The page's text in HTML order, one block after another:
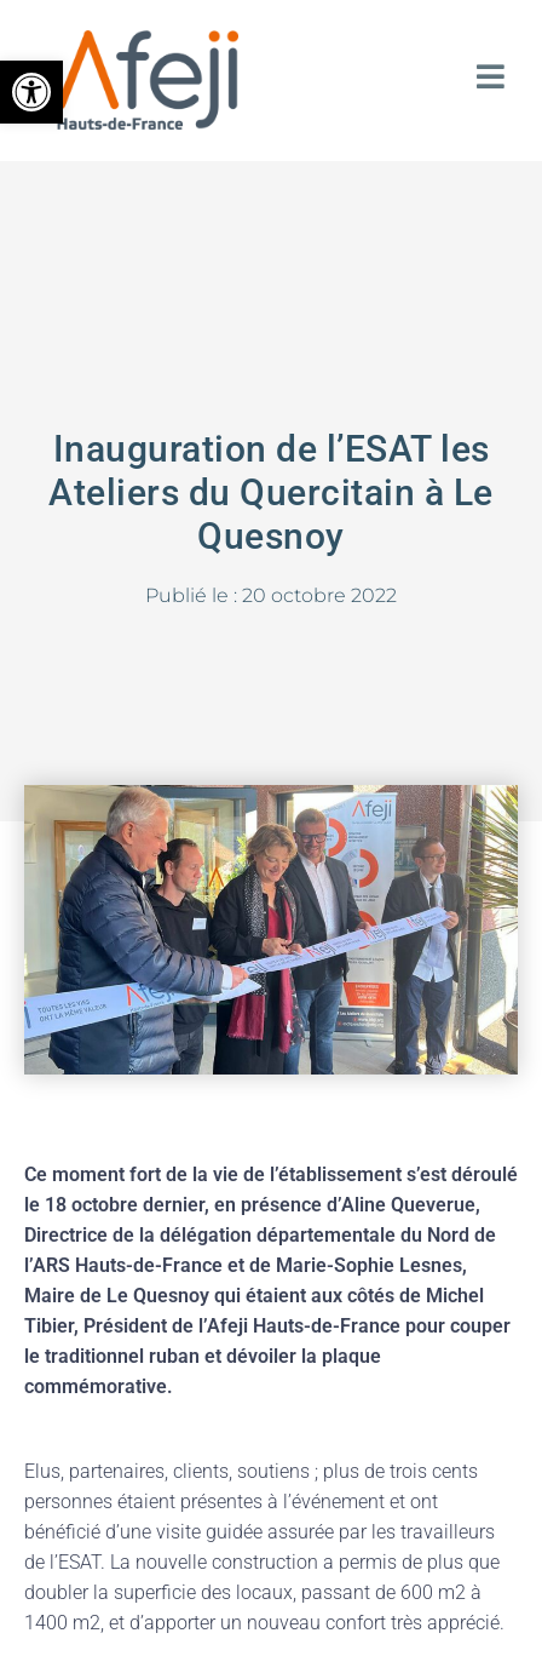
Ouvrir la barre d’outils
Inauguration de l’ESAT les
Ateliers du Quercitain à Le
Quesnoy
Publié le : 20 octobre 2022
Ce moment fort de la vie de l’établissement s’est déroulé
le 18 octobre dernier, en présence d’Aline Queverue,
Directrice de la délégation départementale du Nord de
l’ARS Hauts-de-France et de Marie-Sophie Lesnes,
Maire de Le Quesnoy qui étaient aux côtés de Michel
Tibier, Président de l’Afeji Hauts-de-France pour couper
le traditionnel ruban et dévoiler la plaque
commémorative.
Elus, partenaires, clients, soutiens ; plus de trois cents
personnes étaient présentes à l’événement et ont
bénéficié d’une visite guidée assurée par les travailleurs
de l’ESAT. La nouvelle construction a permis de plus que
doubler la superficie des locaux, passant de 600 m2 à
1400 m2, et d’apporter un nouveau confort très apprécié.